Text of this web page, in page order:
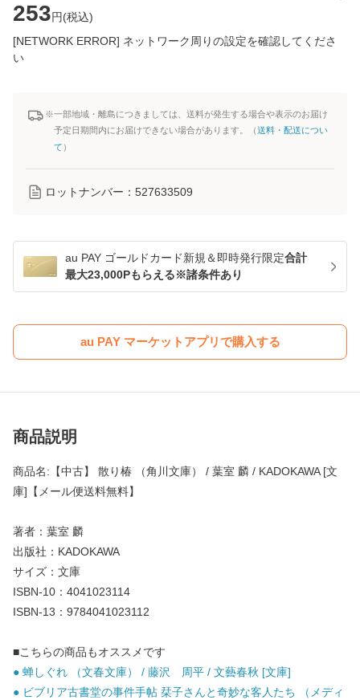
253円(税込)
[NETWORK ERROR] ネットワーク周りの設定を確認してくださ
い
※一部地域・離島につきましては、送料が発生する場合や表示のお届け
予定日期間内にお届けできない場合があります。（送料・配送につい
て ）
ロットナンバー： 527633509
au PAY ゴールドカード新規＆即時発行限定合計
最大23,000Pもらえる※諸条件あり
au PAY マーケットアプリで購入する
商品説明
商品名:【中古】 散り椿 （角川文庫） / 葉室 麟 / KADOKAWA [文
庫]【メール便送料無料】
著者：葉室 麟
出版社：KADOKAWA
サイズ：文庫
ISBN-10：4041023114
ISBN-13：9784041023112
■こちらの商品もオススメです
● 蝉しぐれ （文春文庫） / 藤沢 周平 / 文藝春秋 [文庫]
● ビブリア古書堂の事件手帖 栞子さんと奇妙な客人たち （メディ